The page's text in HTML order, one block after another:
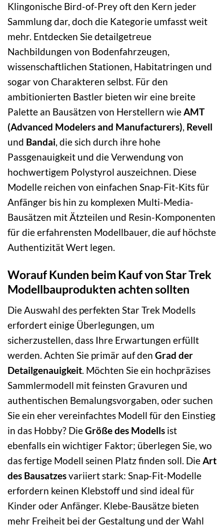
Klingonische Bird-of-Prey oft den Kern jeder
Sammlung dar, doch die Kategorie umfasst weit
mehr. Entdecken Sie detailgetreue
Nachbildungen von Bodenfahrzeugen,
wissenschaftlichen Stationen, Habitatringen und
sogar von Charakteren selbst. Für den
ambitionierten Bastler bieten wir eine breite
Palette an Bausätzen von Herstellern wieAMT
(Advanced Modelers and Manufacturers), Revell
und Bandai, die sich durch ihre hohe
Passgenauigkeit und die Verwendung von
hochwertigem Polystyrol auszeichnen. Diese
Modelle reichen von einfachen Snap-Fit-Kits für
Anfänger bis hin zu komplexen Multi-Media-
Bausätzen mit Ätzteilen und Resin-Komponenten
für die erfahrensten Modellbauer, die auf höchste
Authentizität Wert legen.
Worauf Kunden beim Kauf von Star Trek
Modellbauprodukten achten sollten
Die Auswahl des perfekten Star Trek Modells
erfordert einige Überlegungen, um
sicherzustellen, dass Ihre Erwartungen erfüllt
werden. Achten Sie primär auf den Grad der
Detailgenauigkeit. Möchten Sie ein hochpräzises
Sammlermodell mit feinsten Gravuren und
authentischen Bemalungsvorgaben, oder suchen
Sie ein eher vereinfachtes Modell für den Einstieg
in das Hobby? DieGröße des Modells ist
ebenfalls ein wichtiger Faktor; überlegen Sie, wo
das fertige Modell seinen Platz finden soll. DieArt
des Bausatzesvariiert stark: Snap-Fit-Modelle
erfordern keinen Klebstoff und sind ideal für
Kinder oder Anfänger. Klebe-Bausätze bieten
mehr Freiheit bei der Gestaltung und der Wahl